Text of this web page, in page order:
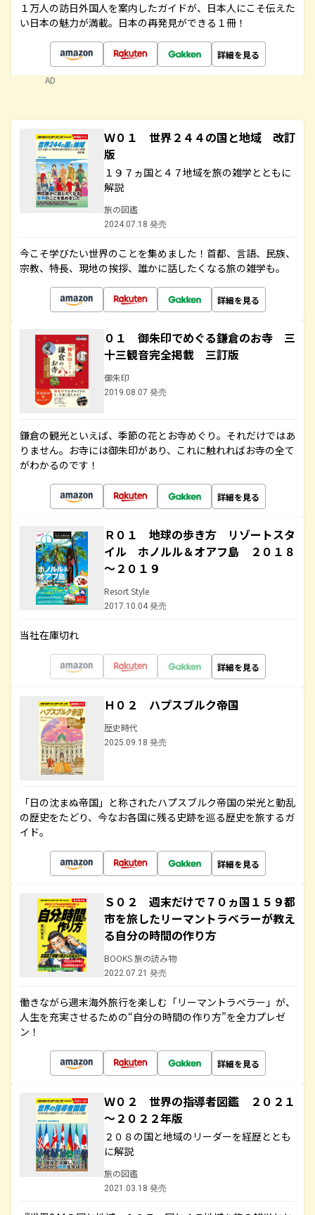
１万人の訪日外国人を案内したガイドが、日本人にこそ伝えた
い日本の魅力が満載。日本の再発見ができる１冊！
詳細を見る
AD
Ｗ０１ 世界２４４の国と地域 改訂
版
１９７ヵ国と４７地域を旅の雑学とともに
解説
旅の図鑑
2024.07.18 発売
今こそ学びたい世界のことを集めました！首都、言語、民族、
宗教、特長、現地の挨拶、誰かに話したくなる旅の雑学も。
詳細を見る
０１ 御朱印でめぐる鎌倉のお寺 三
十三観音完全掲載 三訂版
御朱印
2019.08.07 発売
鎌倉の観光といえば、季節の花とお寺めぐり。それだけではあ
りません。お寺には御朱印があり、これに触れればお寺の全て
がわかるのです！
詳細を見る
Ｒ０１ 地球の歩き方 リゾートスタ
イル ホノルル＆オアフ島 ２０１８
～２０１９
Resort Style
2017.10.04 発売
当社在庫切れ
詳細を見る
Ｈ０２ ハプスブルク帝国
歴史時代
2025.09.18 発売
「日の沈まぬ帝国」と称されたハプスブルク帝国の栄光と動乱
の歴史をたどり、今なお各国に残る史跡を巡る歴史を旅するガ
イド。
詳細を見る
Ｓ０２ 週末だけで７０ヵ国１５９都
市を旅したリーマントラベラーが教え
る自分の時間の作り方
BOOKS 旅の読み物
2022.07.21 発売
働きながら週末海外旅行を楽しむ「リーマントラベラー」が、
人生を充実させるための“自分の時間の作り方”を全力プレゼ
ン！
詳細を見る
Ｗ０２ 世界の指導者図鑑 ２０２１
～２０２２年版
２０８の国と地域のリーダーを経歴ととも
に解説
旅の図鑑
2021.03.18 発売